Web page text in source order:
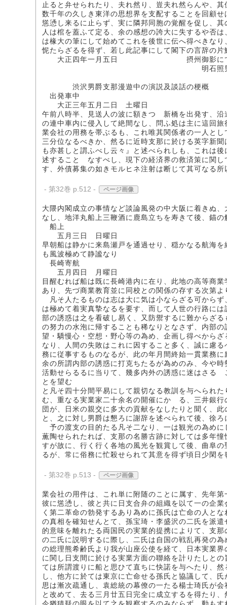
止ると弁せられたり、夫れ然り、豈夫れ然らんや、
数千年の久しき東洋の思想界を支配することを回顧
慫慂し来るに止らず、実に隣邦同胞の覚醒を促し、
人は棺を蓋ふて定る、余の感想の誇大に失するや否
は椽大の筆にして始めてこれを後世に伝へ得べきな
怩たらざるを得ず、若し此記事にして閣下の言辞の
大正四年一月五日 摂州御影に
明石照
渋沢男爵支那漫遊中の演説及談話の梗概
出発車中
大正三年五月二日 土曜日
午前八時半、見送人の波に額きつゝ新橋を出発す、
の連中車内に侵入して絶間なし、問ふ処は主に這回
業会社の用務を帯ぶるも、これ唯其関係者の一人と
三分位なるべきか、然るに近時支那に於ける英字新
も亦甚しと謂ふべし云々』と述べられしも、これは
述することゝなすべし、現下の経済界の救済策に関
す、外債募集の如きモルヒネ注射は断じて其可なる
- 第32巻 p.512 - ページ画像
大隈内閣成立の事情など談論風発の中大阪に着きぬ
なし、地洋丸船上三鞭酒に鹿島立ちを寿きて後、錨
船上
五月三日 日曜日
早朝船は静かに来島瀬戸を通過せり、穏かなる航海
も風波極めて静謐なり
長崎寄航
五月四日 月曜日
目醒むれば船は既に長崎港内に在り、此地の高等商
あり、先づ商業教育並に同校との関係の存する次第よ
凡そ人たるものは志は大に気は小ならざる可から
は極めて着実真摯なるを要す、而して人世の行路に
部の誘惑は之を看破し易く、又防禦するに難からざ
の努力の水泡に帰することも稀なりとなさず、内部
望・驕慢心・空想・野心等の為め、企画し得べから
なり、人間の失敗はこれに因すること多く、誠に慮
務に従事するものなるが、此の年月間終始一貫業務
余の所謂内部の誘惑に打克ちたるが為めのみ、今や
活動せらるるに当りて、幾多内外の誘惑に迷はさる
とを望む
と凡そ四十分間平易にして親切なる教訓を与へられ
む、重なる実業家二十余名の開催にかゝる、三井銀
団が、日米の親交に多大の貢献をなしたりと聞く、
と、之に対し男爵は懇ろに謝辞を述べられて後、徐ろ
予の渡支の目的たる凡そ二なり、一は観光の為め
薫陶せられたれば、支那の名勝古跡に対しては多年
すが故に、行く行く各地の風光を観賞して後、曲阜
るが、常に俗務に忙殺せられて其意を得ず頃日少閑
- 第32巻 p.513 - ページ画像
業会社の用件は、これ単に附随のことに属す、先年
彼に慫慂し、彼と共に日支合弁の組織を以て一の企
く第二革命の勃発するあり為めに孫氏は亡命の人と
の真相を確知せんとて、孫宝琦・李盛沢の二氏を派
的意味を離れたる両国民の実業的提携によりて、支
の二氏に説明するに際し、二氏は自国の戦乱再発の
の総理熊希齢氏より我が山座公使を経て、日本実業
に関し日支間に於ける実業方面の聯絡を計りたしと
ては所謂渡りに船と思ひて直ちに快諾を与へたり、
し、他方に於ては東京に亡命せる孫氏と協議して、
思は漸次疏通し、袁総統の幕僚の一たる楊士琦氏が
と改めて、去る三月廿五日完全に成立するを得たり